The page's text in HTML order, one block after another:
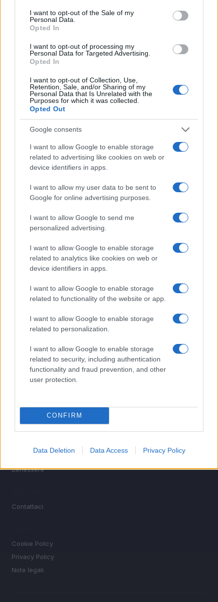
consent section.
I want to opt-out of the Sale of my
Personal Data.
Opted In
I want to opt-out of processing my
Personal Data for Targeted Advertising.
Opted In
I want to opt-out of Collection, Use,
Retention, Sale, and/or Sharing of my
Personal Data that Is Unrelated with the
Purposes for which it was collected.
Opted Out
Google consents
I want to allow Google to enable storage
related to advertising like cookies on web or
device identifiers in apps.
I want to allow my user data to be sent to
Google for online advertising purposes.
I want to allow Google to send me
personalized advertising.
I want to allow Google to enable storage
related to analytics like cookies on web or
device identifiers in apps.
I want to allow Google to enable storage
related to functionality of the website or app.
I want to allow Google to enable storage
related to personalization.
I want to allow Google to enable storage
related to security, including authentication
functionality and fraud prevention, and other
user protection.
CONFIRM
Data Deletion Data Access Privacy Policy
Senza Cri e il suo percorso di guarigione: dalle
cicatrici alla libertà
Cristian Castiglioni · 8 Ago 2026
PIÙ LETTI
Senza Cri e il suo percorso di guarigione: dalle
Giuseppe Cruciani e i vent’anni de La Zanzara: libertà,
lavoro e vita privata
Christopher Nolan e l’Odissea: un adattamento che
divide
Principessa Eugenie di York annuncia la nascita della
terza figlia
Attualità, costume, moda, bellezza, cinema, celebrity,
musica, tv e gossip.
Fitness
Benessere
Contattaci
Cookie Policy
Privacy Policy
Note legali